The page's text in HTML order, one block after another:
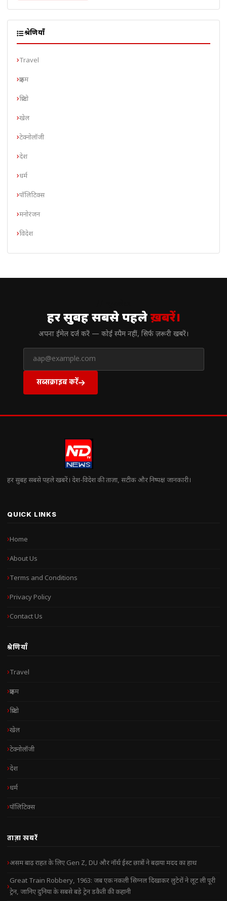
श्रेणियाँ
Travel
क्राइम
क्रिप्टो
खेल
टेक्नोलॉजी
देश
धर्म
पॉलिटिक्स
मनोरंजन
विदेश
हर सुबह सबसे पहलेख़बरें।
अपना ईमेल दर्ज करें — कोई स्पैम नहीं, सिर्फ ज़रूरी खबरें।
सब्सक्राइब करें
हर सुबह सबसे पहले खबरें। देश-विदेश की ताज़ा, सटीक और निष्पक्ष जानकारी।
QUICK LINKS
Home
About Us
Terms and Conditions
Privacy Policy
Contact Us
श्रेणियाँ
Travel
क्राइम
क्रिप्टो
खेल
टेक्नोलॉजी
देश
धर्म
पॉलिटिक्स
ताज़ा खबरें
असम बाढ़ राहत के लिए Gen Z, DU और नॉर्थ ईस्ट छात्रों ने बढ़ाया मदद का हाथ
Great Train Robbery, 1963: जब एक नकली सिग्नल दिखाकर लुटेरों ने लूट ली पूरी
ट्रेन, जानिए दुनिया के सबसे बड़े ट्रेन डकैती की कहानी